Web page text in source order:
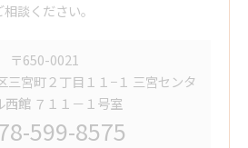
談ください。
〒650-0021
三宮町２丁目１１−１ 三宮センタ
西館 ７１１－１号室
599-8575